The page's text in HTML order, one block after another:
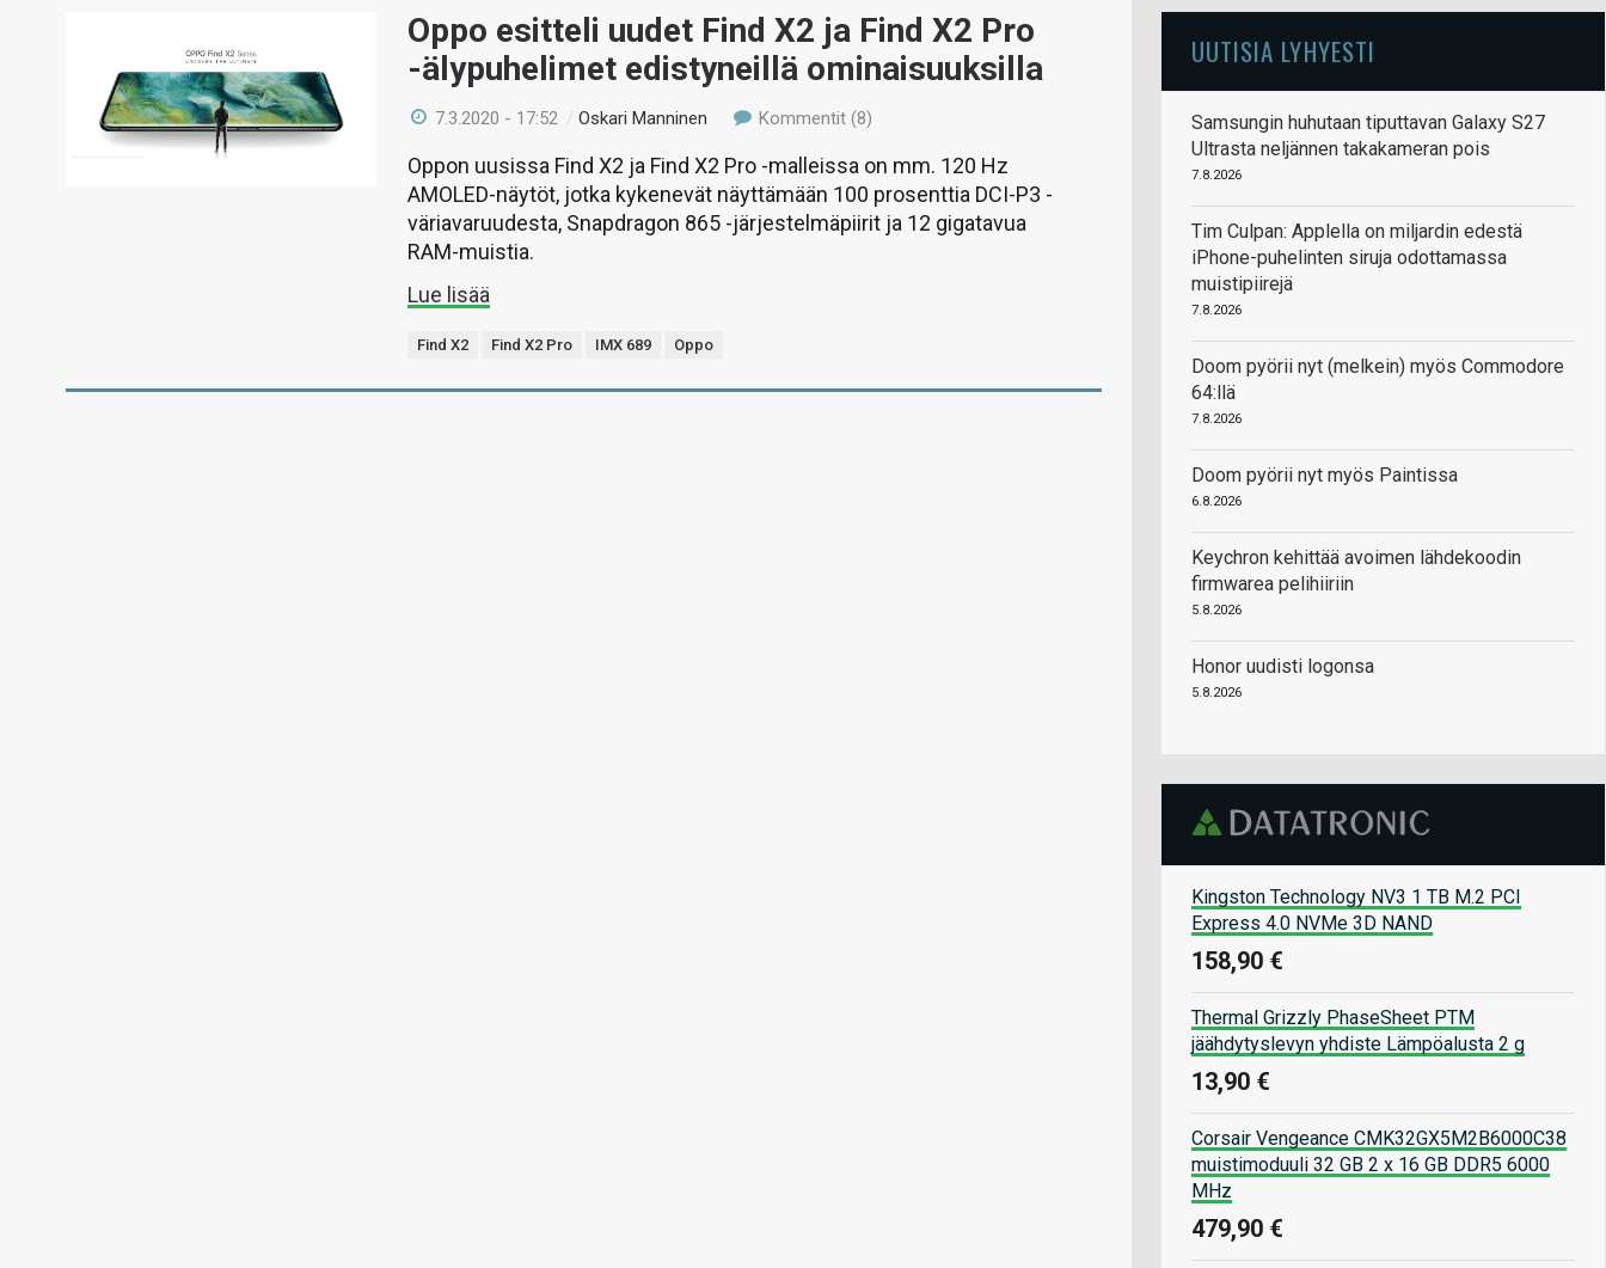
Oppo esitteli uudet Find X2 ja Find X2 Pro
-älypuhelimet edistyneillä ominaisuuksilla
7.3.2020 - 17:52 /Oskari Manninen Kommentit (8)
Oppon uusissa Find X2 ja Find X2 Pro -malleissa on mm. 120 Hz
AMOLED-näytöt, jotka kykenevät näyttämään 100 prosenttia DCI-P3 -
väriavaruudesta, Snapdragon 865 -järjestelmäpiirit ja 12 gigatavua
RAM-muistia.
Lue lisää
Find X2 Find X2 Pro IMX 689 Oppo
UUTISIA LYHYESTI
Samsungin huhutaan tiputtavan Galaxy S27
Ultrasta neljännen takakameran pois
7.8.2026
Tim Culpan: Applella on miljardin edestä
iPhone-puhelinten siruja odottamassa
muistipiirejä
7.8.2026
Doom pyörii nyt (melkein) myös Commodore
64:llä
7.8.2026
Doom pyörii nyt myös Paintissa
6.8.2026
Keychron kehittää avoimen lähdekoodin
firmwarea pelihiiriin
5.8.2026
Honor uudisti logonsa
5.8.2026
Kingston Technology NV3 1 TB M.2 PCI
Express 4.0 NVMe 3D NAND
158,90 €
Thermal Grizzly PhaseSheet PTM
jäähdytyslevyn yhdiste Lämpöalusta 2 g
13,90 €
Corsair Vengeance CMK32GX5M2B6000C38
muistimoduuli 32 GB 2 x 16 GB DDR5 6000
MHz
479,90 €